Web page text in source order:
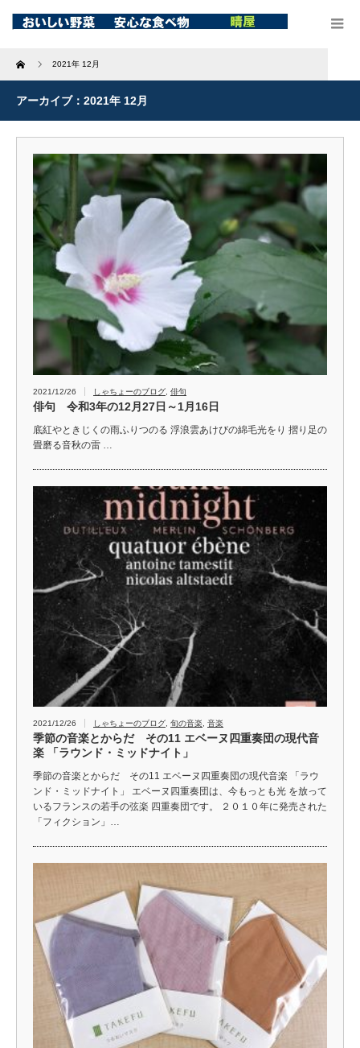
Home 2021年 12月
アーカイブ：2021年 12月
2021/12/26 しゃちょーのブログ 俳句
俳句 令和3年の12月27日～1月16日
底紅やときじくの雨ふりつのる 浮浪雲あけびの綿毛光をり 摺り足の
畳磨る音秋の雷 …
2021/12/26 しゃちょーのブログ 旬の音楽 音楽
季節の音楽とからだ その11 エベーヌ四重奏団の現代音
楽 「ラウンド・ミッドナイト」
季節の音楽とからだ その11 エベーヌ四重奏団の現代音楽 「ラウ
ンド・ミッドナイト」 エベーヌ四重奏団は、今もっとも光 を放って
いるフランスの若手の弦楽 四重奏団です。 ２０１０年に発売された
「フィクション」…